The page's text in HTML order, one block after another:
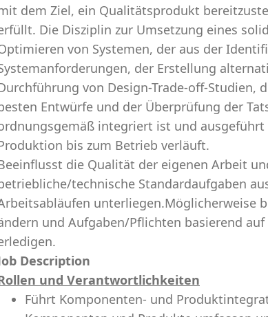
dem Ziel, ein Qualitätsprodukt
Die Disziplin zur Umsetzung eines
von Systemen, der aus der
der Erstellung
von Design-Trade-off-Studien,
Entwürfe und der Überprüfung der
integriert ist und
bis zum Betrieb verläuft.
die Qualität der eigenen Arbeit
technische Standardaufgaben
unterliegen.Möglicherweise
und Aufgaben/Pflichten basierend
Description
und Verantwortlichkeiten
Führt Komponenten- und